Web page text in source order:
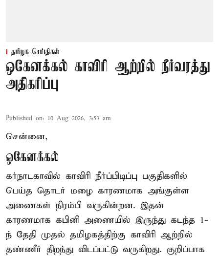
தமிழக செய்திகள்
ஒகேனக்கல் காவிரி ஆற்றில் நீர்வரத்து
அதிகரிப்பு
Published on: 10 Aug 2026, 3:53 am
சென்னை,
ஒகேனக்கல்
கர்நாடகாவில் காவிரி நீர்ப்பிடிப்பு பகுதிகளில்
பெய்த தொடர் மழை காரணமாக அங்குள்ள
அணைகள் நிரம்பி வருகின்றன. இதன்
காரணமாக கபினி அணையில் இருந்து கடந்த 1-
ந் தேதி முதல் தமிழகத்திற்கு காவிரி ஆற்றில்
தண்ணீர் திறந்து விடப்பட்டு வருகிறது. குறிப்பாக